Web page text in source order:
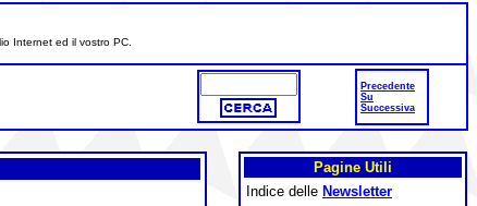
Internet ed il vostro PC.
Precedente
Su
Successiva
Pagine Utili
Indice delle Newsletter